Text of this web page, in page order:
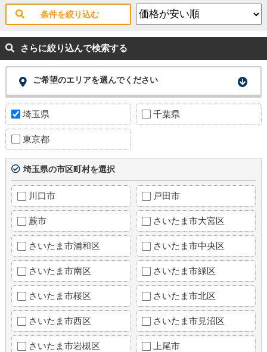
条件を絞り込む
さらに絞り込んで検索する
ご希望のエリアを選んでください
埼玉県 千葉県
東京都
埼玉県の市区町村を選択
川口市 戸田市
蕨市 さいたま市大宮区
さいたま市浦和区 さいたま市中央区
さいたま市南区 さいたま市緑区
さいたま市桜区 さいたま市北区
さいたま市西区 さいたま市見沼区
さいたま市岩槻区 上尾市